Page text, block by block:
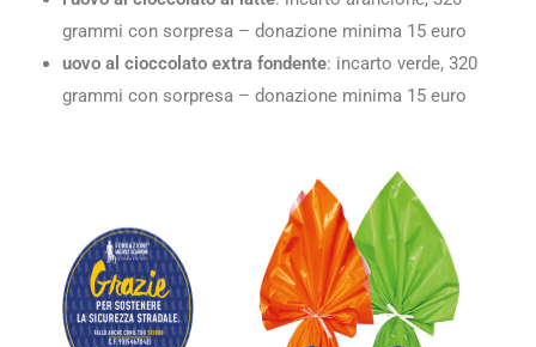
grammi con sorpresa – donazione minima 15 euro
uovo al cioccolato extra fondente: incarto verde, 320
grammi con sorpresa – donazione minima 15 euro